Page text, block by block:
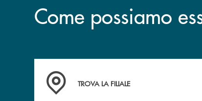
Come possiamo
Accedi all' elenco completo delle filiali .
TROVA LA FILIALE